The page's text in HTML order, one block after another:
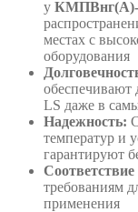
у КМПВнг(А)-
местах с
оборудования
LS даже в
Надежность:
температур и
гарантируют
требованиям
применения